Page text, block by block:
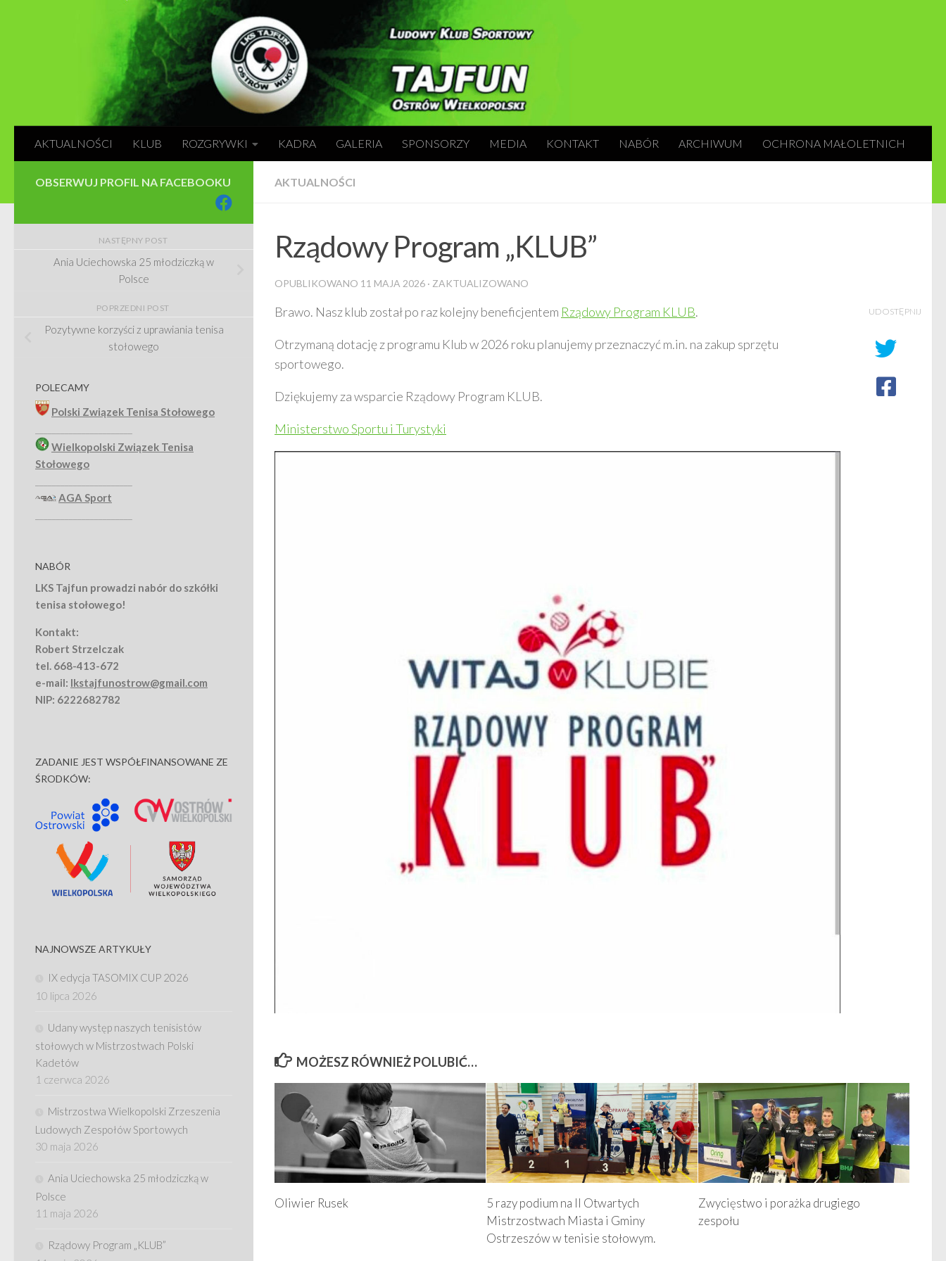
AKTUALNOŚCI KLUB ROZGRYWKI KADRA GALERIA SPONSORZY MEDIA KONTAKT NABÓR ARCHIWUM OCHRONA MAŁOLETNICH
AKTUALNOŚCI
Rządowy Program „KLUB”
OPUBLIKOWANO 11 MAJA 2026 · ZAKTUALIZOWANO
Brawo. Nasz klub został po raz kolejny beneficjentem Rządowy Program KLUB.
Otrzymaną dotację z programu Klub w 2026 roku planujemy przeznaczyć m.in. na zakup sprzętu
sportowego.
Dziękujemy za wsparcie Rządowy Program KLUB.
Ministerstwo Sportu i Turystyki
UDOSTĘPNIJ
MOŻESZ RÓWNIEŻ POLUBIĆ…
Oliwier Rusek
5 razy podium na II Otwartych
Mistrzostwach Miasta i Gminy
Ostrzeszów w tenisie stołowym.
Zwycięstwo i porażka drugiego
zespołu
OBSERWUJ PROFIL NA FACEBOOKU
NASTĘPNY POST
Ania Uciechowska 25 młodziczką w
Polsce
POPRZEDNI POST
Pozytywne korzyści z uprawiania tenisa
stołowego
POLECAMY
Polski Związek Tenisa Stołowego
Wielkopolski Związek Tenisa
Stołowego
AGA Sport
NABÓR
LKS Tajfun prowadzi nabór do szkółki
tenisa stołowego!
Kontakt:
Robert Strzelczak
tel. 668-413-672
e-mail: lkstajfunostrow@gmail.com
NIP: 6222682782
ZADANIE JEST WSPÓŁFINANSOWANE ZE
ŚRODKÓW:
NAJNOWSZE ARTYKUŁY
IX edycja TASOMIX CUP 2026
10 lipca 2026
Udany występ naszych tenisistów
stołowych w Mistrzostwach Polski
Kadetów
1 czerwca 2026
Mistrzostwa Wielkopolski Zrzeszenia
Ludowych Zespołów Sportowych
30 maja 2026
Ania Uciechowska 25 młodziczką w
Polsce
11 maja 2026
Rządowy Program „KLUB”